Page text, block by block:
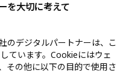
ー特定商取引法に基づく表記
を大切に考えて
のデジタルパートナーは、こ
ています。Cookieにはウェ
その他に以下の目的で使用さ